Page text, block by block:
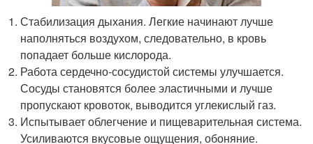
Стабилизация дыхания. Легкие начинают лучше
наполняться воздухом, следовательно, в кровь
попадает больше кислорода.
Работа сердечно-сосудистой системы улучшается.
Сосуды становятся более эластичными и лучше
пропускают кровоток, выводится углекислый газ.
Испытывает облегчение и пищеварительная система.
Усиливаются вкусовые ощущения, обоняние.